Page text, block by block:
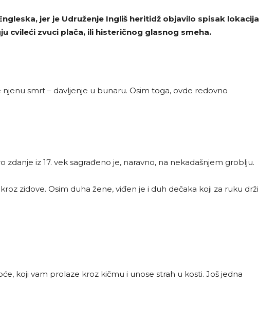
jer je Udruženje Ingliš heritidž objavilo spisak lokacija
cvileći zvuci plača, ili histeričnog glasnog smeha.
smrt – davljenje u bunaru. Osim toga, ovde redovno
iz 17. vek sagrađeno je, naravno, na nekadašnjem groblju.
zidove. Osim duha žene, viđen je i duh dečaka koji za ruku drži
koji vam prolaze kroz kičmu i unose strah u kosti. Još jedna